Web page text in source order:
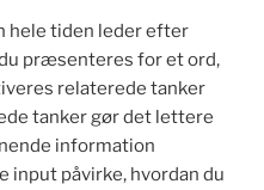
hele tiden leder efter
præsenteres for et ord,
relaterede tanker
tanker gør det lettere
information
input påvirke, hvordan du